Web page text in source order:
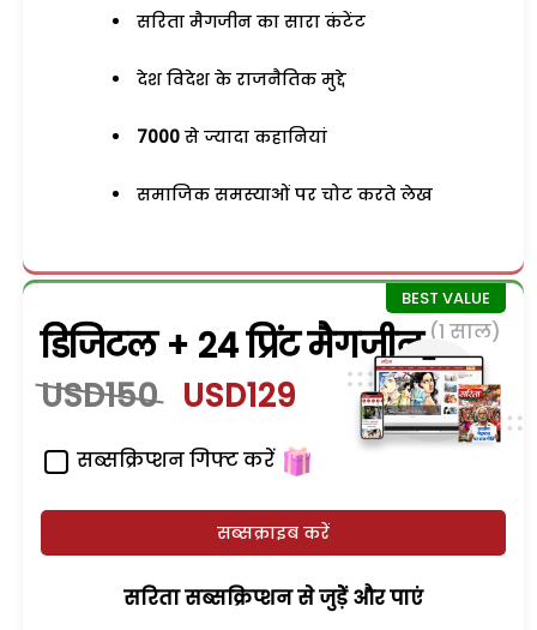
सरिता मैगजीन का सारा कंटेंट
देश विदेश के राजनैतिक मुद्दे
7000 से ज्यादा कहानियां
समाजिक समस्याओं पर चोट करते लेख
डिजिटल + 24 प्रिंट मैगजीन (1 साल)
USD150 USD129
सब्सक्रिप्शन गिफ्ट करें
सब्सक्राइब करें
सरिता सब्सक्रिप्शन से जुड़ेें और पाएं